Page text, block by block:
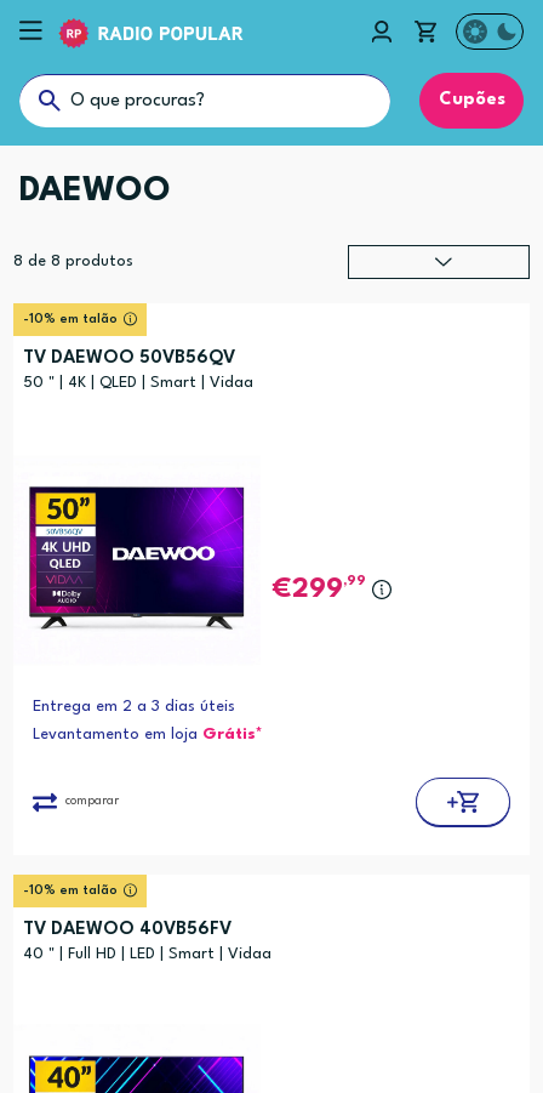
Cupões
DAEWOO
8 de 8 produtos
-10% em talão
TV DAEWOO 50VB56QV
50 " | 4K | QLED | Smart | Vidaa
299,99
Entrega em 2 a 3 dias úteis
Levantamento em loja Grátis*
comparar
-10% em talão
TV DAEWOO 40VB56FV
40 " | Full HD | LED | Smart | Vidaa